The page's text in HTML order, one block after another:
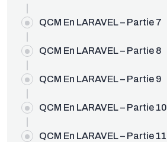
QCM En LARAVEL – Partie 7
QCM En LARAVEL – Partie 8
QCM En LARAVEL – Partie 9
QCM En LARAVEL – Partie 10
QCM En LARAVEL – Partie 11